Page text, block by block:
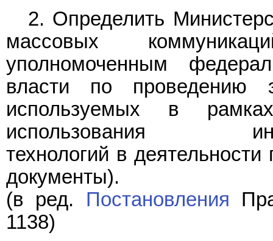
2. Определить
массовых
уполномоченным
власти по проведению
используемых в
использования
технологий в
документы).
(в ред. Постановления
1138)